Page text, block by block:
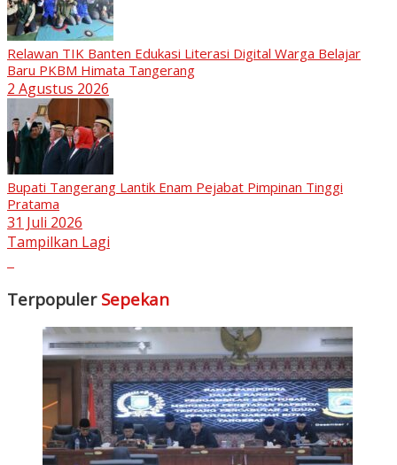
Relawan TIK Banten Edukasi Literasi Digital Warga Belajar
Baru PKBM Himata Tangerang
2 Agustus 2026
Bupati Tangerang Lantik Enam Pejabat Pimpinan Tinggi
Pratama
31 Juli 2026
Tampilkan Lagi
Terpopuler Sepekan